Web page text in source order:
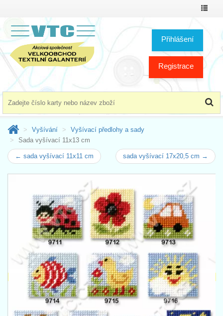
Přihlášení
Registrace
Vyšívání
Vyšívací předlohy a sady
Sada vyšívací 11x13 cm
← sada vyšívací 11x11 cm sada vyšívací 17x20,5 cm →